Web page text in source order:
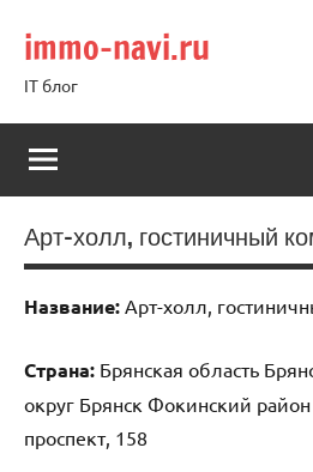
содержимому
immo-navi.ru
IT блог
Арт-холл, гостиничный
Название: Арт-холл,
Страна: Брянская область
округ Брянск Фокинский
проспект, 158